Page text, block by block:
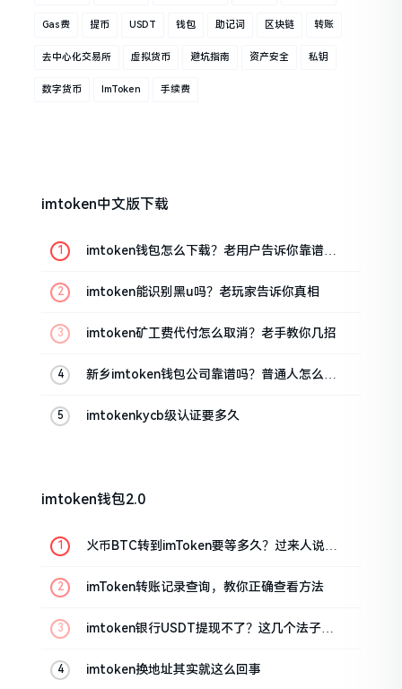
Gas费 提币 USDT 钱包 助记词 区块链 转账
去中心化交易所 虚拟货币 避坑指南 资产安全 私钥
数字货币 ImToken 手续费
imtoken中文版下载
imtoken钱包怎么下载？老用户告诉你靠谱渠
imtoken能识别黑u吗？老玩家告诉你真相
imtoken矿工费代付怎么取消？老手教你几招
新乡imtoken钱包公司靠谱吗？普通人怎么避
imtokenkycb级认证要多久
imtoken钱包2.0
火币BTC转到imToken要等多久？过来人说说
imToken转账记录查询，教你正确查看方法
imtoken银行USDT提现不了？这几个法子能
imtoken换地址其实就这么回事